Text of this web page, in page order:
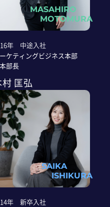
MASAHIRO
MOTOMURA
年 中途入社
ケティングビジネス本部
部長
匡弘
SAIKA
ISHIKURA
年 新卒入社